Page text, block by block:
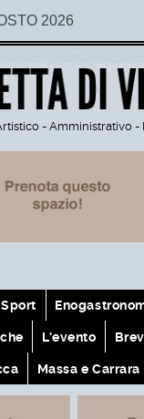
2026
- Amministrativo
Sport
L'evento
Massa e Carrara